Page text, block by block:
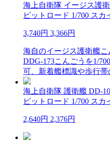
海上自衛隊 イージス護
ピットロード 1/700 ス
3,740円 3,366円
海自のイージス護衛艦こ
DDG-173こんごうを1/
可、新着艦標識や歩行
海上自衛隊 護衛艦 DD-
ピットロード 1/700 ス
2,640円 2,376円